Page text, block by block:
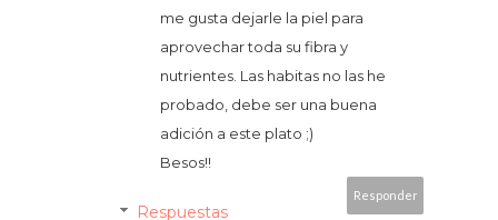
me gusta dejarle la piel para
aprovechar toda su fibra y
nutrientes. Las habitas no las he
probado, debe ser una buena
adición a este plato ;)
Besos!!
Responder
Respuestas